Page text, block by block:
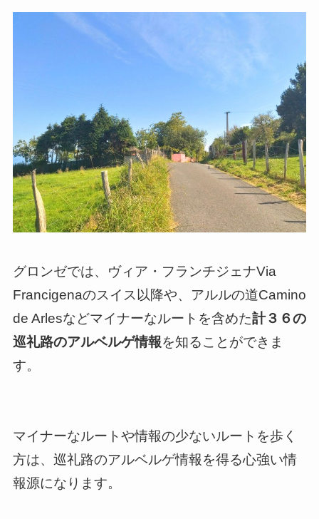
グロンゼでは、ヴィア・フランチジェナVia
Francigenaのスイス以降や、アルルの道Camino
de Arlesなどマイナーなルートを含めた計３６の
巡礼路のアルベルゲ情報を知ることができま
す。
マイナーなルートや情報の少ないルートを歩く
方は、巡礼路のアルベルゲ情報を得る心強い情
報源になります。